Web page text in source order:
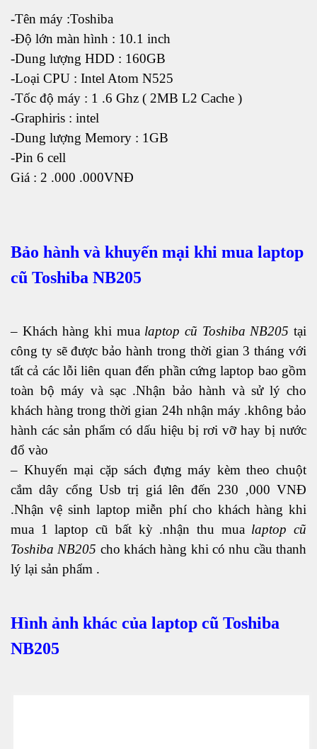
-Tên máy :Toshiba
-Độ lớn màn hình : 10.1 inch
-Dung lượng HDD : 160GB
-Loại CPU : Intel Atom N525
-Tốc độ máy : 1 .6 Ghz ( 2MB L2 Cache )
-Graphiris : intel
-Dung lượng Memory : 1GB
-Pin 6 cell
Giá : 2 .000 .000VNĐ
Bảo hành và khuyến mại khi mua laptop
cũ Toshiba NB205
– Khách hàng khi mua laptop cũ Toshiba NB205 tại
công ty sẽ được bảo hành trong thời gian 3 tháng với
tất cả các lỗi liên quan đến phần cứng laptop bao gồm
toàn bộ máy và sạc .Nhận bảo hành và sử lý cho
khách hàng trong thời gian 24h nhận máy .không bảo
hành các sản phẩm có dấu hiệu bị rơi vỡ hay bị nước
đổ vào
– Khuyến mại cặp sách đựng máy kèm theo chuột
cắm dây cổng Usb trị giá lên đến 230 ,000 VNĐ
.Nhận vệ sinh laptop miễn phí cho khách hàng khi
mua 1 laptop cũ bất kỳ .nhận thu mua laptop cũ
Toshiba NB205 cho khách hàng khi có nhu cầu thanh
lý lại sản phẩm .
Hình ảnh khác của laptop cũ Toshiba
NB205